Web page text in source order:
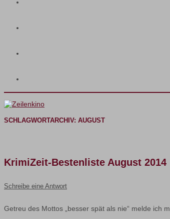
SCHLAGWORTARCHIV: AUGUST
KrimiZeit-Bestenliste August 2014
Schreibe eine Antwort
Getreu des Mottos „besser spät als nie“ melde ich